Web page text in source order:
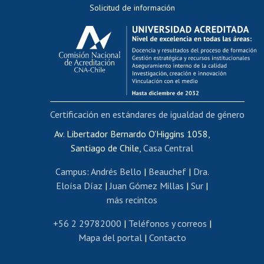
Evaluación docente
Calificación académica
Postulación al AUCAI
Funcionarias/os
Cursos internos de capacitación
Bienestar del personal
Portal de movilidad interna
Certificado de renta
Certificado de renta honorarios
Editar páginas blancas
Extranjeras/os
Revalidación y reconocimiento de títulos
Postulación al Programa de Movilidad Estudiantil
Solicitud de información
Av. Libertador Bernardo O'Higgins 1058,
Santiago de Chile, Casa Central
Campus: Andrés Bello | Beauchef| Dra.
Eloísa Díaz |Juan Gómez Millas | Sur |
más recintos
+56 2 29782000 | Teléfonos y correos |
Mapa del portal| Contacto
Certificación en estándares de igualdad de género